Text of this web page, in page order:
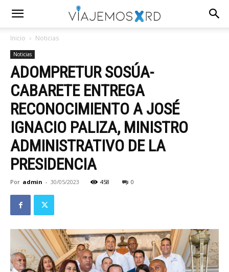
Inicio Noticias
Noticias
ADOMPRETUR SOSÚA-
CABARETE ENTREGA
RECONOCIMIENTO A JOSÉ
IGNACIO PALIZA, MINISTRO
ADMINISTRATIVO DE LA
PRESIDENCIA
Por admin - 30/05/2023 458 0